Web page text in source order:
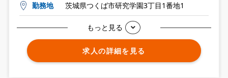
勤務地 茨城県つくば市研究学園3丁目1番地1
もっと見る
求人の詳細を見る